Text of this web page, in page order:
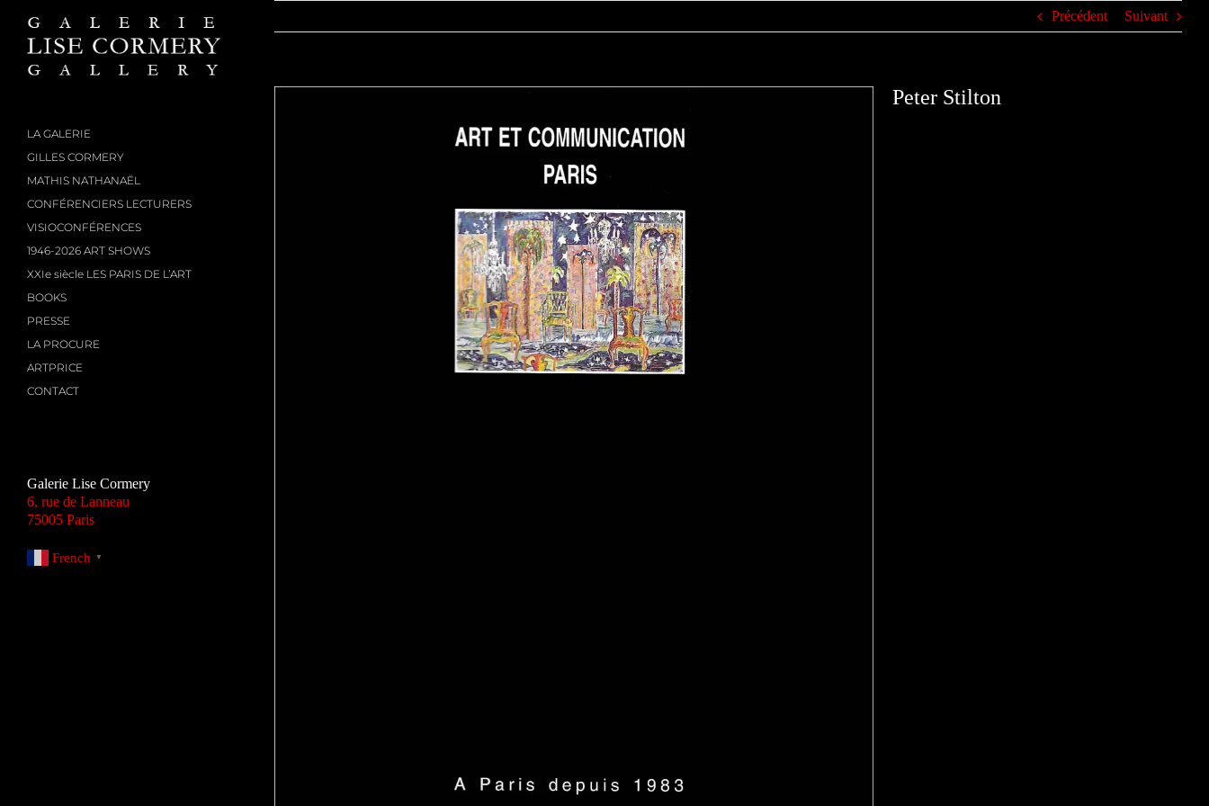
contenu
LA GALERIE
GILLES CORMERY
MATHIS NATHANAËL
CONFÉRENCIERS LECTURERS
VISIOCONFÉRENCES
1946-2026 ART SHOWS
XXIe siècle LES PARIS DE L’ART
BOOKS
PRESSE
LA PROCURE
ARTPRICE
CONTACT
Galerie Lise Cormery
6, rue de Lanneau
75005 Paris
French ▼
Précédent Suivant
Peter Stilton